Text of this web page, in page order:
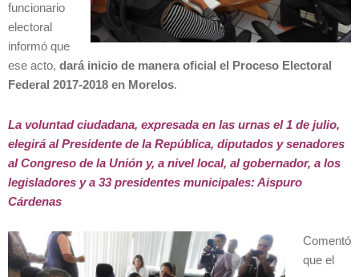
funcionario
electoral
informó que
ese acto, dará inicio de manera oficial el Proceso Electoral
Federal 2017-2018 en Morelos.
La voluntad ciudadana, expresada en las urnas el 1 de julio,
elegirá al Presidente de la República, diputados y senadores
al Congreso de la Unión y, a nivel local, al gobernador, a los
legisladores y a 33 presidentes municipales: Aispuro
Cárdenas
Comentó
que el